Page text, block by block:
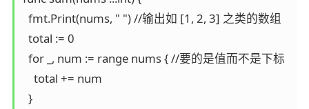
  fmt.Print(nums, " ") //输出如 [1, 2, 3] 之类的数组
  total := 0
  for _, num := range nums { //要的是值而不是下标
    total += num
  }